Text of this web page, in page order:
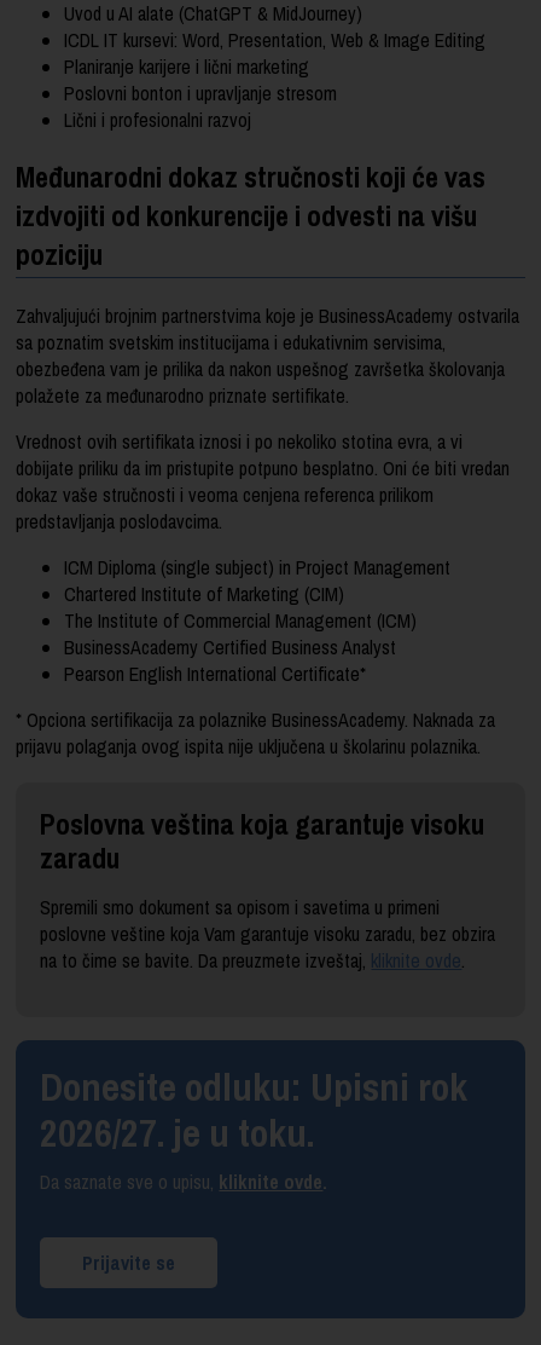
Uvod u AI alate (ChatGPT & MidJourney)
ICDL IT kursevi: Word, Presentation, Web & Image Editing
Planiranje karijere i lični marketing
Poslovni bonton i upravljanje stresom
Lični i profesionalni razvoj
Međunarodni dokaz stručnosti koji će vas
izdvojiti od konkurencije i odvesti na višu
poziciju
Zahvaljujući brojnim partnerstvima koje je BusinessAcademy ostvarila
sa poznatim svetskim institucijama i edukativnim servisima,
obezbeđena vam je prilika da nakon uspešnog završetka školovanja
polažete za međunarodno priznate sertifikate.
Vrednost ovih sertifikata iznosi i po nekoliko stotina evra, a vi
dobijate priliku da im pristupite potpuno besplatno. Oni će biti vredan
dokaz vaše stručnosti i veoma cenjena referenca prilikom
predstavljanja poslodavcima.
ICM Diploma (single subject) in Project Management
Chartered Institute of Marketing (CIM)
The Institute of Commercial Management (ICM)
BusinessAcademy Certified Business Analyst
Pearson English International Certificate*
* Opciona sertifikacija za polaznike BusinessAcademy. Naknada za
prijavu polaganja ovog ispita nije uključena u školarinu polaznika.
Poslovna veština koja garantuje visoku
zaradu
Spremili smo dokument sa opisom i savetima u primeni
poslovne veštine koja Vam garantuje visoku zaradu, bez obzira
na to čime se bavite. Da preuzmete izveštaj, kliknite ovde.
Donesite odluku: Upisni rok
2026/27. je u toku.
Da saznate sve o upisu, kliknite ovde.
Prijavite se